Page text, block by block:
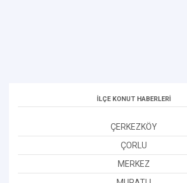
İLÇE KONUT HABERLERİ
ÇERKEZKÖY
ÇORLU
MERKEZ